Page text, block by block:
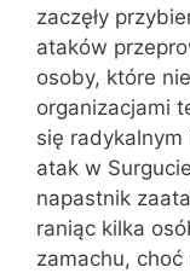
zaczęły
ataków
osoby, które
organizacjami
się radykalnym
atak w
napastnik
raniąc kilka
zamachu, choć